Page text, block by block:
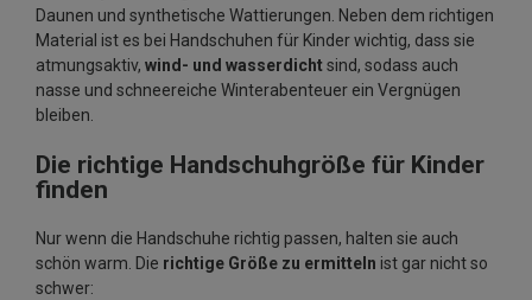
Daunen und synthetische Wattierungen. Neben dem richtigen
Material ist es bei Handschuhen für Kinder wichtig, dass sie
atmungsaktiv, wind- und wasserdichtsind, sodass auch
nasse und schneereiche Winterabenteuer ein Vergnügen
bleiben.
Die richtige Handschuhgröße für Kinder
finden
Nur wenn die Handschuhe richtig passen, halten sie auch
schön warm. Die richtige Größe zu ermitteln ist gar nicht so
schwer: